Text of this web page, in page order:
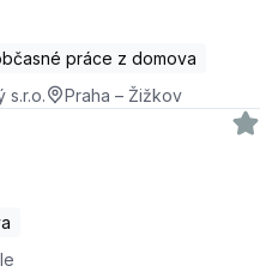
práce z domova
s.r.o.
Praha – Žižkov